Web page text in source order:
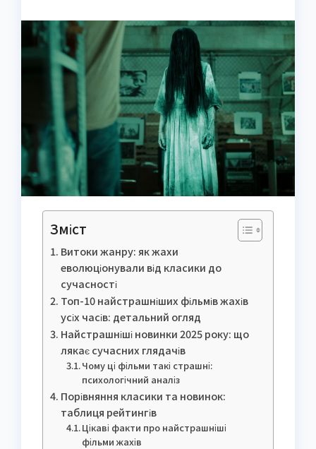
Зміст
Витоки жанру: як жахи
еволюціонували від класики до
сучасності
Топ-10 найстрашніших фільмів жахів
усіх часів: детальний огляд
Найстрашніші новинки 2025 року: що
лякає сучасних глядачів
Чому ці фільми такі страшні:
психологічний аналіз
Порівняння класики та новинок:
таблиця рейтингів
Цікаві факти про найстрашніші
фільми жахів